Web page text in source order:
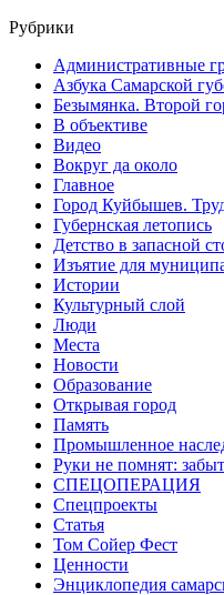
Рубрики
Административные
Азбука Самарской
Безымянка. Второй
В объективе
Видео
Вокруг да около
Главное
Город Куйбышев.
Губернская летопись
Детство в запасной
Изъятие для
Истории
Культурный слой
Люди
Места
Новости
Образование
Открывая город
Память
Промышленное
Руки не помнят:
СПЕЦОПЕРАЦИЯ
Спецпроекты
Статья
Том Сойер Фест
Ценности
Энциклопедия